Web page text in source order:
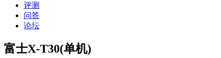
评测
问答
论坛
富士X-T30(单机)